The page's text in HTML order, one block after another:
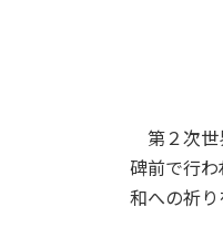
第２次世
碑前で行
和への祈り